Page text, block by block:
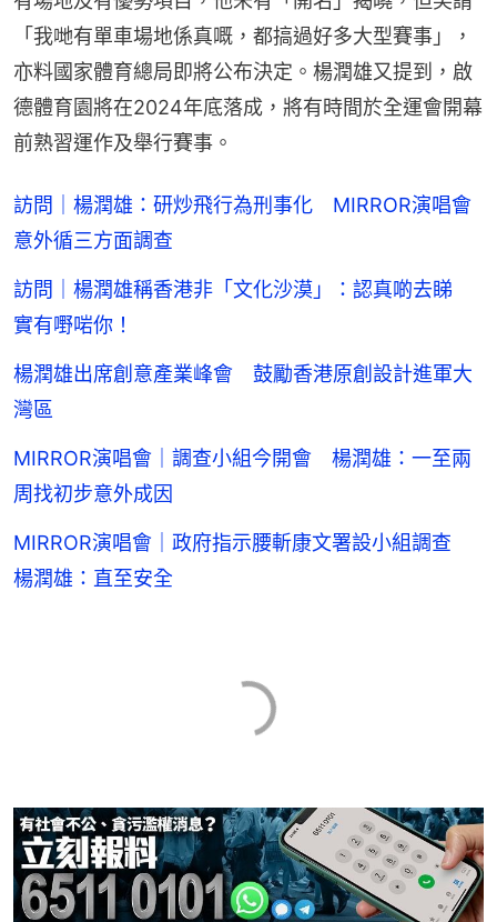
「我哋有單車場地係真嘅，都搞過好多大型賽事」，
亦料國家體育總局即將公布決定。楊潤雄又提到，啟
德體育園將在2024年底落成，將有時間於全運會開幕
前熟習運作及舉行賽事。
訪問｜楊潤雄：研炒飛行為刑事化 MIRROR演唱會
意外循三方面調查
訪問｜楊潤雄稱香港非「文化沙漠」：認真啲去睇
實有嘢啱你！
楊潤雄出席創意產業峰會 鼓勵香港原創設計進軍大
灣區
MIRROR演唱會｜調查小組今開會 楊潤雄：一至兩
周找初步意外成因
MIRROR演唱會｜政府指示腰斬康文署設小組調查
楊潤雄：直至安全